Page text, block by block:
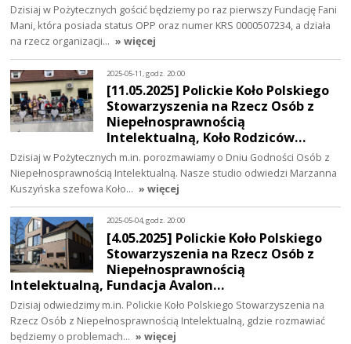
Dzisiaj w Pożytecznych gościć będziemy po raz pierwszy Fundację Fani
Mani, która posiada status OPP oraz numer KRS 0000507234, a działa
na rzecz organizacji… » więcej
2025-05-11, godz. 20:00
[11.05.2025] Polickie Koło Polskiego
Stowarzyszenia na Rzecz Osób z
Niepełnosprawnością
Intelektualną, Koło Rodziców…
Dzisiaj w Pożytecznych m.in. porozmawiamy o Dniu Godności Osób z
Niepełnosprawnością Intelektualną. Nasze studio odwiedzi Marzanna
Kuszyńska szefowa Koło… » więcej
2025-05-04, godz. 20:00
[4.05.2025] Polickie Koło Polskiego
Stowarzyszenia na Rzecz Osób z
Niepełnosprawnością
Intelektualną, Fundacja Avalon…
Dzisiaj odwiedzimy m.in. Polickie Koło Polskiego Stowarzyszenia na
Rzecz Osób z Niepełnosprawnością Intelektualną, gdzie rozmawiać
będziemy o problemach… » więcej